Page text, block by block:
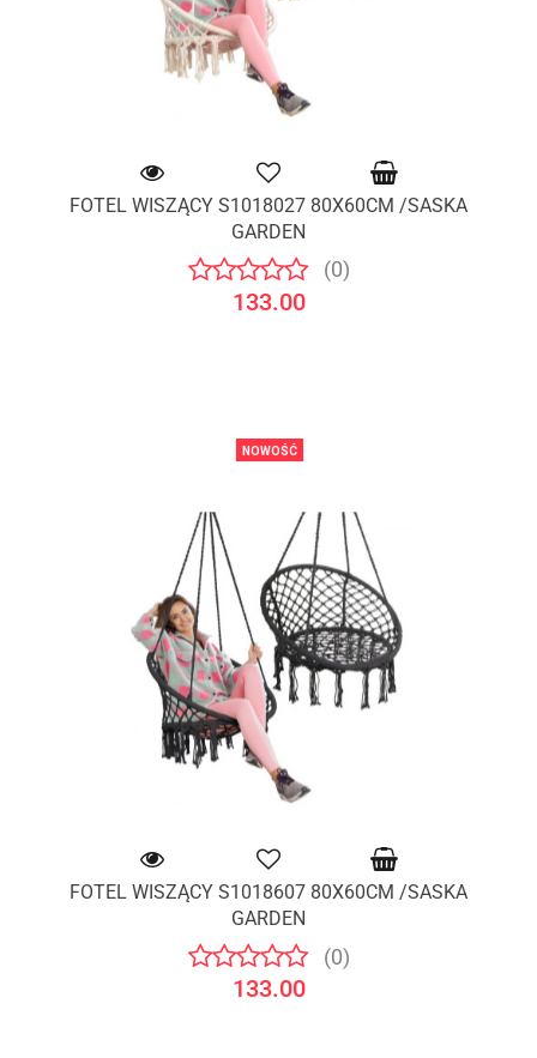
FOTEL WISZĄCY S1018027 80X60CM /SASKA
GARDEN
(0)
133.00
NOWOŚĆ
FOTEL WISZĄCY S1018607 80X60CM /SASKA
GARDEN
(0)
133.00